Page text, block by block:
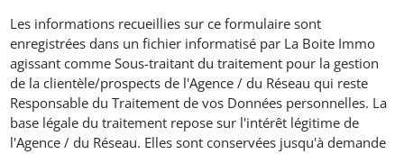
Les informations recueillies sur ce formulaire sont
enregistrées dans un fichier informatisé par La Boite Immo
agissant comme Sous-traitant du traitement pour la gestion
de la clientèle/prospects de l'Agence / du Réseau qui reste
Responsable du Traitement de vos Données personnelles. La
base légale du traitement repose sur l'intérêt légitime de
l'Agence / du Réseau. Elles sont conservées jusqu'à demande